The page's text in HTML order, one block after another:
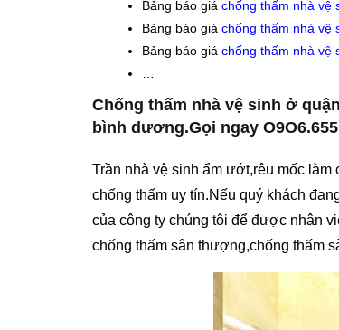
Bảng báo giá chống thấm nhà vệ
Bảng báo giá chống thấm nhà vệ
Bảng báo giá chống thấm nhà vệ
Chống thấm nhà vệ sinh ở
bình dương.Gọi ngay
Trần nhà vệ sinh ẩm ướt,rêu mốc làm
chống thấm uy tín.Nếu quý khách
của công ty chúng tôi để được nhân
chống thấm sân thượng,chống thấm